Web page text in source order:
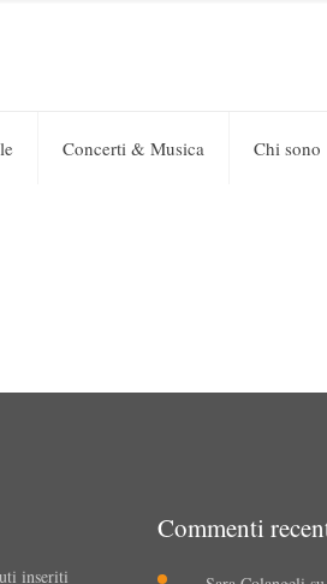
Concerti & Musica Chi sono
inseriti
Commenti